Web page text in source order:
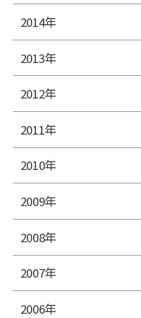
2014年
2013年
2012年
2011年
2010年
2009年
2008年
2007年
2006年